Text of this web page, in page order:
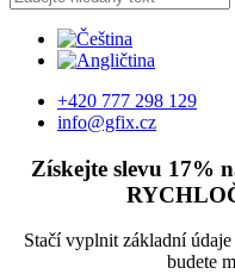
+420 777 298 129
info@gfix.cz
Získejte slevu 17%
Stačí vyplnit základní
budete